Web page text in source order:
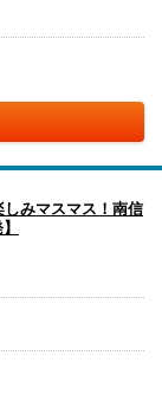
みマスマス！南信